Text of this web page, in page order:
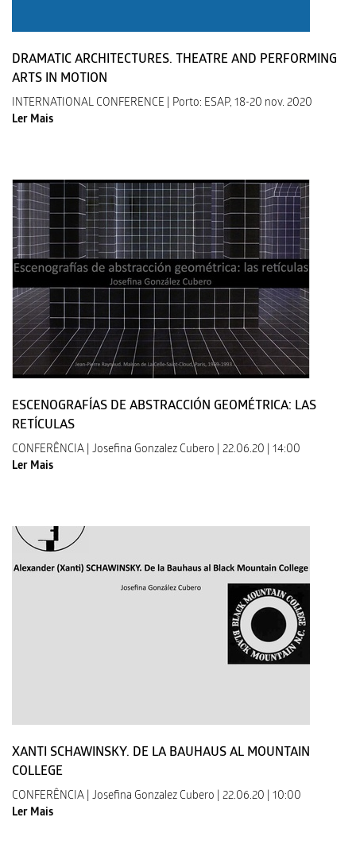
DRAMATIC ARCHITECTURES. THEATRE AND PERFORMING
ARTS IN MOTION
INTERNATIONAL CONFERENCE | Porto: ESAP, 18-20 nov. 2020
Ler Mais
ESCENOGRAFÍAS DE ABSTRACCIÓN GEOMÉTRICA: LAS
RETÍCULAS
CONFERÊNCIA | Josefina Gonzalez Cubero | 22.06.20 | 14:00
Ler Mais
XANTI SCHAWINSKY. DE LA BAUHAUS AL MOUNTAIN
COLLEGE
CONFERÊNCIA | Josefina Gonzalez Cubero | 22.06.20 | 10:00
Ler Mais